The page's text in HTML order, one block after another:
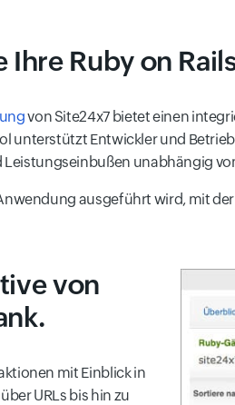
Ihre Ruby on
von Site24x7 bietet einen
unterstützt Entwickler und
unabhängig
ausgeführt wird, mit der
von
mit Einblick in
URLs bis hin zu